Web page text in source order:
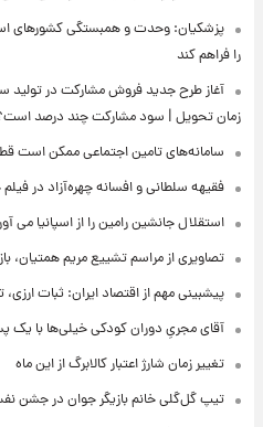
پزشکیان: وحدت و همبستگی کشورهای
را فراهم کند
آغاز طرح جدید فروش مشارکت در تولید
زمان تحویل | سود مشارکت چند درصد
سامانه‌های تامین اجتماعی ممکن است
فقیهه سلطانی و افسانه چهره‌آزاد در فیلم
استقلال جانشین رامین را از اسپانیا می
تصاویری از مراسم تشییع مریم همتیان،
پیشبینی مهم از اقتصاد ایران: ثبات ارزی،
آقای مجریِ دوران کودکی خیلی‌ها با یک
تغییر زمان شارژ اعتبار کالابرگ از این ماه
تیپ گل‌گلی خانم بازیگر جوان در جشن